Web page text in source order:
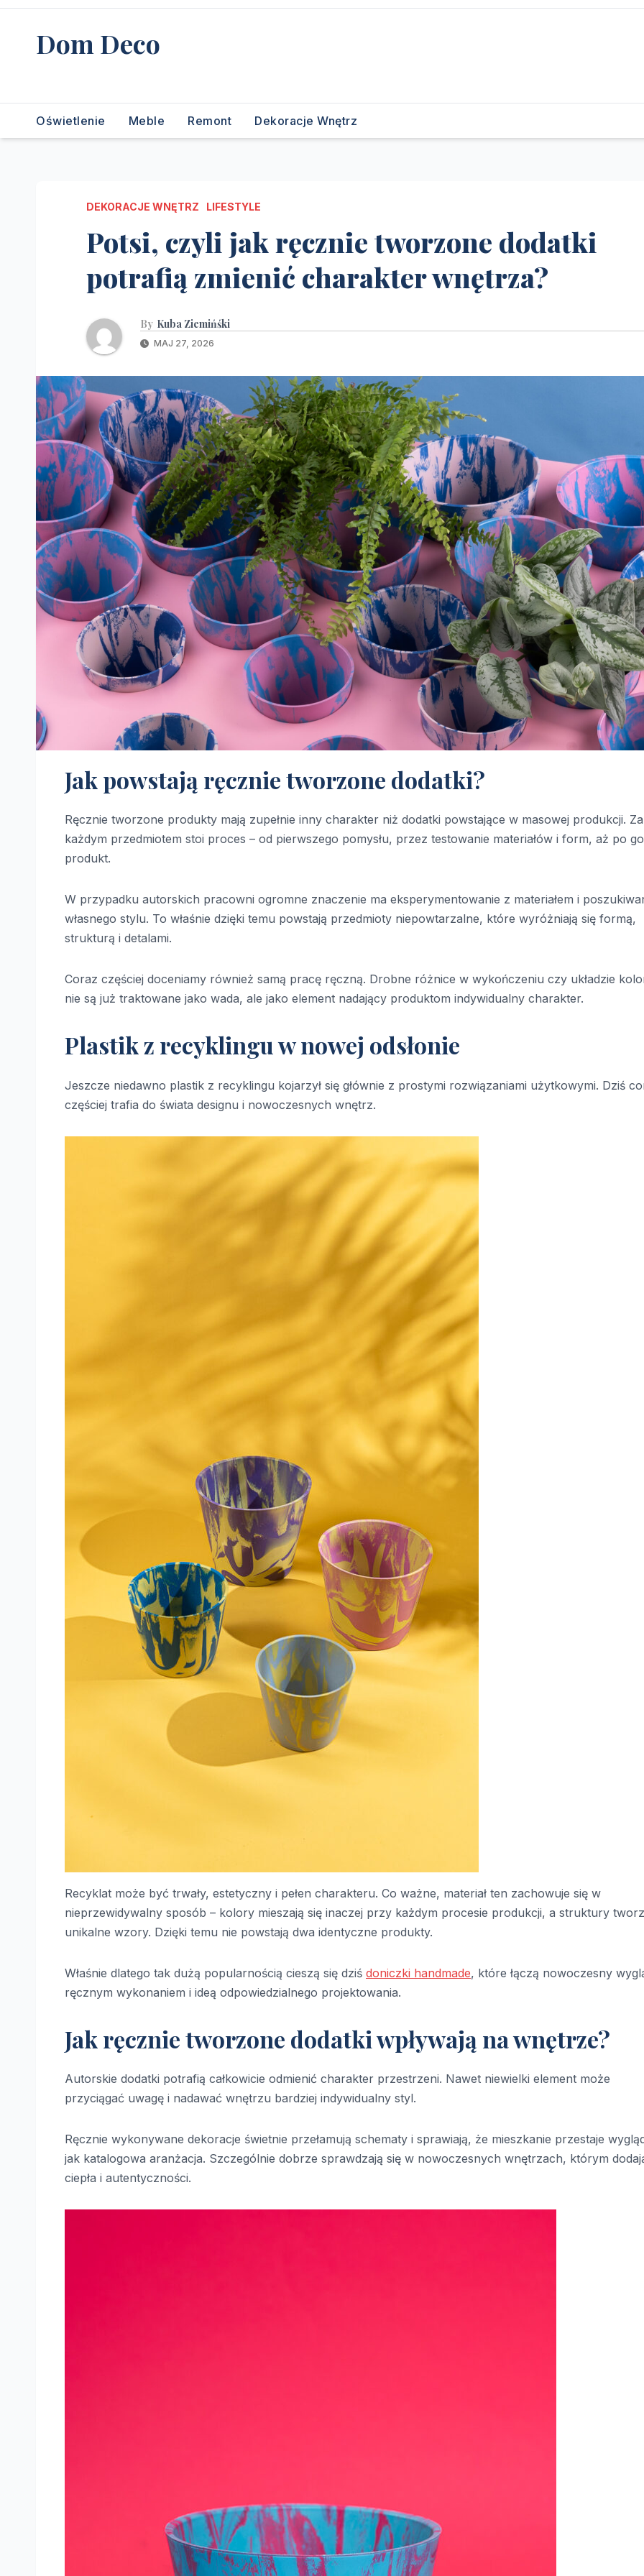
Skip
contentDom Deco
Oświetlenie Meble Remont Dekoracje Wnętrz
DEKORACJE WNĘTRZ LIFESTYLE
Potsi, czyli jak ręcznie tworzone dodatki
potrafią zmienić charakter wnętrza?
By Kuba Ziemińśki
MAJ 27, 2026
Jak powstają ręcznie tworzone dodatki?
Ręcznie tworzone produkty mają zupełnie inny charakter niż dodatki powstające w masowej produkcji. Za
każdym przedmiotem stoi proces – od pierwszego pomysłu, przez testowanie materiałów i form, aż po
produkt.
W przypadku autorskich pracowni ogromne znaczenie ma eksperymentowanie z materiałem i
własnego stylu. To właśnie dzięki temu powstają przedmioty niepowtarzalne, które wyróżniają się formą,
strukturą i detalami.
Coraz częściej doceniamy również samą pracę ręczną. Drobne różnice w wykończeniu czy układzie
nie są już traktowane jako wada, ale jako element nadający produktom indywidualny charakter.
Plastik z recyklingu w nowej odsłonie
Jeszcze niedawno plastik z recyklingu kojarzył się głównie z prostymi rozwiązaniami użytkowymi. Dziś
częściej trafia do świata designu i nowoczesnych wnętrz.
Recyklat może być trwały, estetyczny i pełen charakteru. Co ważne, materiał ten zachowuje się w
nieprzewidywalny sposób – kolory mieszają się inaczej przy każdym procesie produkcji, a struktury
unikalne wzory. Dzięki temu nie powstają dwa identyczne produkty.
Właśnie dlatego tak dużą popularnością cieszą się dziś doniczki handmade, które łączą nowoczesny
ręcznym wykonaniem i ideą odpowiedzialnego projektowania.
Jak ręcznie tworzone dodatki wpływają na wnętrze?
Autorskie dodatki potrafią całkowicie odmienić charakter przestrzeni. Nawet niewielki element może
przyciągać uwagę i nadawać wnętrzu bardziej indywidualny styl.
Ręcznie wykonywane dekoracje świetnie przełamują schematy i sprawiają, że mieszkanie przestaje
jak katalogowa aranżacja. Szczególnie dobrze sprawdzają się w nowoczesnych wnętrzach, którym
ciepła i autentyczności.